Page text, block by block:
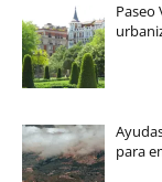
Paseo
para